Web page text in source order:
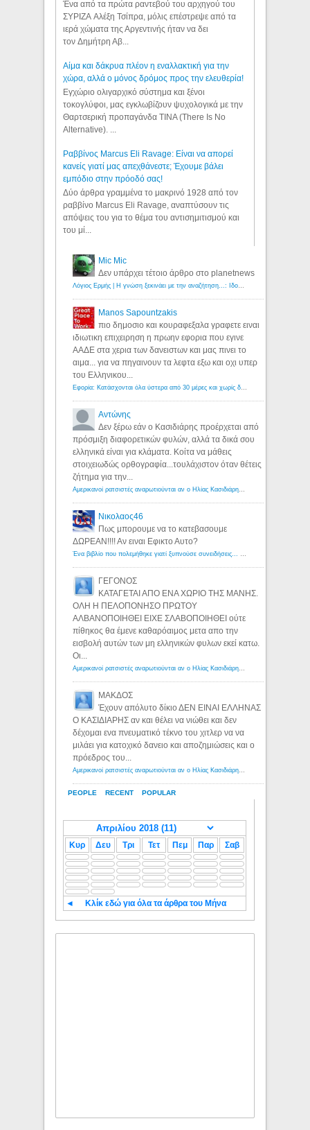
Ένα από τα πρώτα ραντεβού του αρχηγού του
ΣΥΡΙΖΑ Αλέξη Τσίπρα, μόλις επέστρεψε από τα
ιερά χώματα της Αργεντινής ήταν να δει
τον Δημήτρη Αβ...
Αίμα και δάκρυα πλέον η εναλλακτική για την
χώρα, αλλά ο μόνος δρόμος προς την ελευθερία!
Εγχώριο ολιγαρχικό σύστημα και ξένοι
τοκογλύφοι, μας εγκλωβίζουν ψυχολογικά με την
Θαρτσερική προπαγάνδα TINA (There Is No
Alternative). ...
Ραββίνος Marcus Eli Ravage: Είναι να απορεί
κανείς γιατί μας απεχθάνεστε; Έχουμε βάλει
εμπόδιο στην πρόοδό σας!
Δύο άρθρα γραμμένα το μακρινό 1928 από τον
ραββίνο Marcus Eli Ravage, αναπτύσουν τις
απόψεις του για το θέμα του αντισημιτισμού και
του μί...
PEOPLE RECENT POPULAR
Mic Mic
Δεν υπάρχει τέτοιο άρθρο στο planetnews
Manos Sapountzakis
πιο δημοσιο και κουραφεξαλα γραφετε ειναι
ιδιωτικη επιχειρηση η πρωην εφορια που εγινε
ΑΑΔΕ στα χερια των δανειστων και μας πινει το
αιμα... για να πηγαινουν τα λεφτα εξω και οχι υπερ
του Ελληνικου...
Αντώνης
Δεν ξέρω εάν ο Κασιδιάρης προέρχεται από
πρόσμιξη διαφορετικών φυλών, αλλά τα δικά σου
ελληνικά είναι για κλάματα. Κοίτα να μάθεις
στοιχειωδώς ορθογραφία...τουλάχιστον όταν θέτεις
ζήτημα για την...
Νικολαος46
Πως μπορουμε να το κατεβασουμε
ΔΩΡΕΑΝ!!!! Αν ειναι Εφικτο Αυτο?
ΓΕΓΟΝΟΣ
ΚΑΤΑΓΕΤΑΙ ΑΠΟ ΕΝΑ ΧΩΡΙΟ ΤΗΣ ΜΑΝΗΣ.
ΟΛΗ Η ΠΕΛΟΠΟΝΗΣΟ ΠΡΩΤΟΥ
ΑΛΒΑΝΟΠΟΙΗΘΕΙ ΕΙΧΕ ΣΛΑΒΟΠΟΙΗΘΕΙ ούτε
πίθηκος θα έμενε καθαρόαιμος μετα απο την
εισβολή αυτών των μη ελληνικών φυλων εκεί κατω.
Οι...
ΜΑΚΔΟΣ
Έχουν απόλυτο δίκιο ΔΕΝ ΕΙΝΑΙ ΕΛΛΗΝΑΣ
Ο ΚΑΣΙΔΙΑΡΗΣ αν και θέλει να νιώθει και δεν
δέχομαι ενα πνευματικό τέκνο του χιτλερ να να
μιλάει για κατοχικό δανειο και αποζημιώσεις και ο
πρόεδρος του...
Κυρ Δευ Τρι Τετ Πεμ Παρ Σαβ
◄ Κλίκ εδώ για όλα τα άρθρα του Μήνα